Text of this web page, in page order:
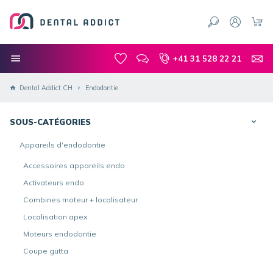
+41 31 528 22 21
Dental Addict CH Endodontie
SOUS-CATÉGORIES
Appareils d'endodontie
Accessoires appareils endo
Activateurs endo
Combines moteur + localisateur
Localisation apex
Moteurs endodontie
Coupe gutta